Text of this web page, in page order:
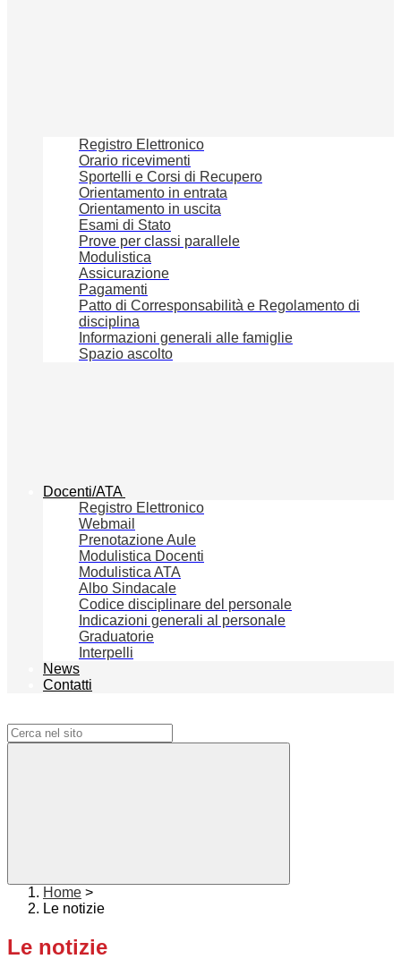
Registro Elettronico
Orario ricevimenti
Sportelli e Corsi di Recupero
Orientamento in entrata
Orientamento in uscita
Esami di Stato
Prove per classi parallele
Modulistica
Assicurazione
Pagamenti
Patto di Corresponsabilità e Regolamento di
disciplina
Informazioni generali alle famiglie
Spazio ascolto
Docenti/ATA
Registro Elettronico
Webmail
Prenotazione Aule
Modulistica Docenti
Modulistica ATA
Albo Sindacale
Codice disciplinare del personale
Indicazioni generali al personale
Graduatorie
Interpelli
News
Contatti
Home >
Le notizie
Le notizie